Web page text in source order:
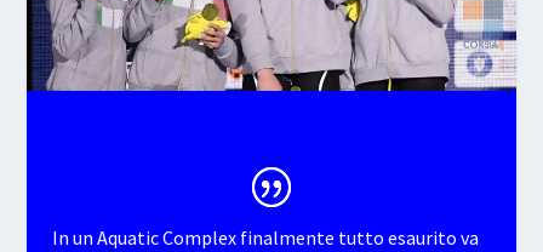
In un Aquatic Complex finalmente tutto esaurito va